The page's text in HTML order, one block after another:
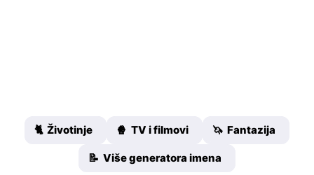
🐈 Životinje 🍿 TV i filmovi 🦄 Fantazija
📝 Više generatora imena